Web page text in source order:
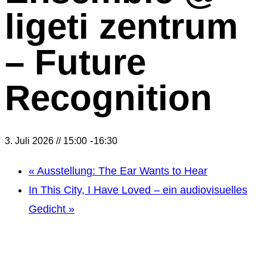
ligeti zentrum
– Future
Recognition
3. Juli 2026 // 15:00 -16:30
« Ausstellung: The Ear Wants to Hear
In This City, I Have Loved – ein audiovisuelles
Gedicht »